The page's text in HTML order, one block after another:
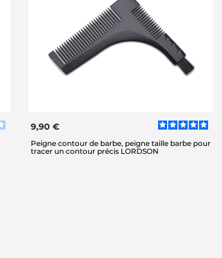
9,90 €
Peigne contour de barbe, peigne taille barbe pour
tracer un contour précis LORDSON